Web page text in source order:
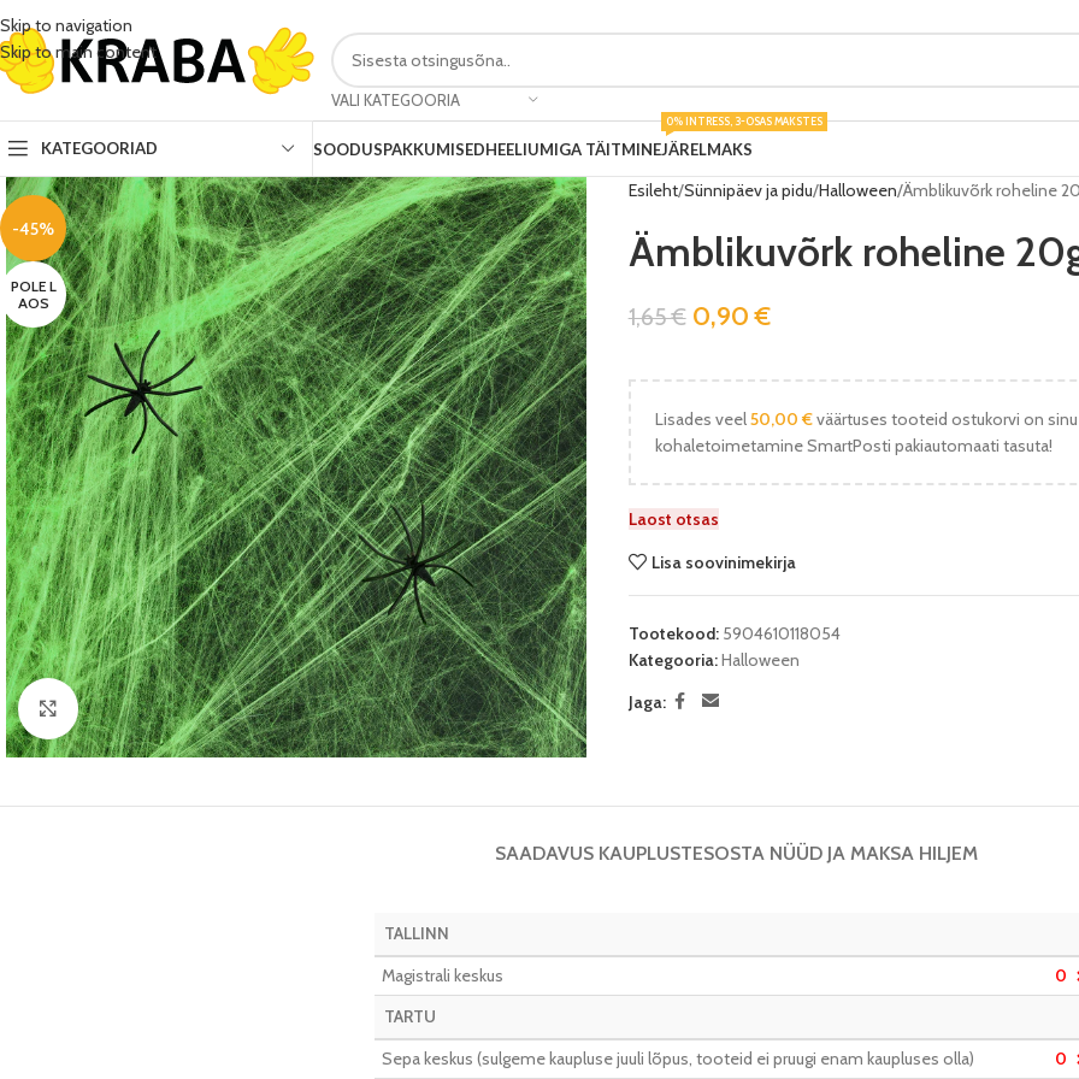
Skip to navigation
Skip to main content
VALI KATEGOORIA
KATEGOORIAD SOODUSPAKKUMISEDHEELIUMIGA TÄITMINEJÄRELMAKS
0% INTRESS, 3-OSAS MAKSTES
-45%
POLE L
AOS
Vaata pilti
Esileht Sünnipäev ja pidu Halloween Ämblikuvõrk roheline
Ämblikuvõrk roheline
1,65€ 0,90€
Lisades veel50,00 €väärtuses tooteid ostukorvi on
kohaletoimetamine SmartPosti pakiautomaati tasuta!
Laost otsas
Lisa soovinimekirja
Tootekood: 5904610118054
Kategooria:Halloween
Jaga:
SAADAVUS KAUPLUSTESOSTA NÜÜD JA MAKSA HILJEM
TALLINN
Magistrali keskus
0
TARTU
Sepa keskus (sulgeme kaupluse juuli lõpus, tooteid ei pruugi enam kaupluses olla)
0